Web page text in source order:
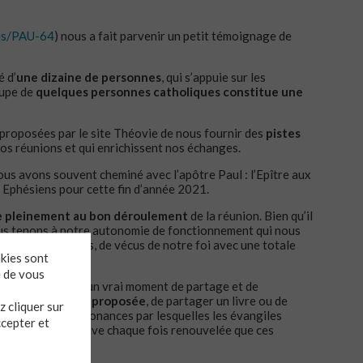
PAU-64) nous a fait parvenir un petit témoignage de
d’une dizaine de personnes, qui s’appuie sur les
de quelques personnes catholiques constitue une
par le site Théovie de nous fournir des pistes
réunions et qui enrichissent nos échanges.
avons souvent cheminé avec l’apôtre Paul : l’Epître aux
pour cette fin d’année 2021.
pleinement au bon déroulement de la réunion. Bien qu’il
tenons à notre autonomie de fonctionnement qui nous
d’expériences, de vécus de notre foi avec une totale
permet de vivre un vrai moment de partage et de
élargir la lecture proposée, de partager un livre ou de
des résonances par lesquelles les évangiles
éloignés. Preuve chaque fois renouvelée que ces
sont
vous
cliquer sur
et